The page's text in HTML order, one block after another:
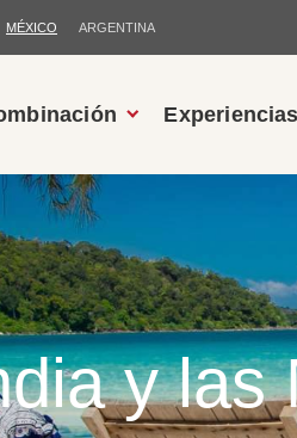
MÉXICO ARGENTINA
Experiencias
y las